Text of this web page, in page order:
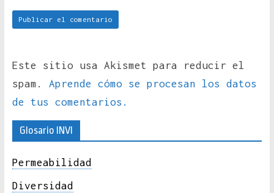
Este sitio usa Akismet para reducir el
spam. Aprende cómo se procesan los datos
de tus comentarios.
Glosario INVI
Permeabilidad
Diversidad